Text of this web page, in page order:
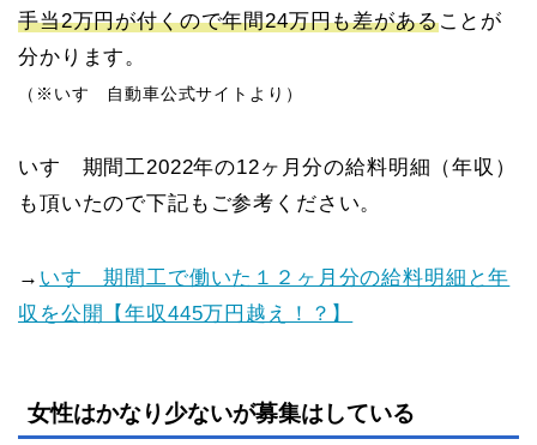
手当2万円が付くので年間24万円も差があることが
分かります。
（※いすゞ自動車公式サイトより）
いすゞ期間工2022年の12ヶ月分の給料明細（年収）
も頂いたので下記もご参考ください。
→ いすゞ期間工で働いた１２ヶ月分の給料明細と年
収を公開【年収445万円越え！？】
女性はかなり少ないが募集はしている